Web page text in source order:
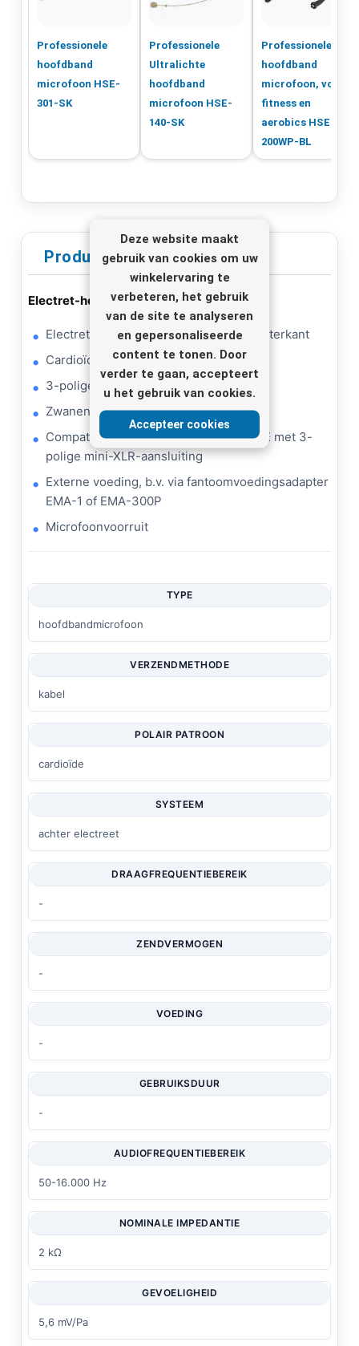
Deze website maakt
gebruik van cookies om uw
winkelervaring te
verbeteren, het gebruik
van de site te analyseren
en gepersonaliseerde
content te tonen. Door
verder te gaan, accepteert
u het gebruik van cookies.
Accepteer cookies
Professionele
hoofdband
microfoon HSE-
301-SK
Professionele
Ultralichte
hoofdband
microfoon HSE-
140-SK
Professionele
hoofdband
microfoon, voor
fitness en
aerobics HSE-
200WP-BL
Productinformatie
Electret-hoofdbandmicrofoon HSE-72
Electret-microfooncartridge aan de achterkant
Cardioïde karakteristiek
3-polige mini-XLR-inline-aansluiting
Zwanenhals-patroonarm
Compatibel met zakzenders TXS-...HSE met 3-
polige mini-XLR-aansluiting
Externe voeding, b.v. via fantoomvoedingsadapter
EMA-1 of EMA-300P
Microfoonvoorruit
TYPE
hoofdbandmicrofoon
VERZENDMETHODE
kabel
POLAIR PATROON
cardioïde
SYSTEEM
achter electreet
DRAAGFREQUENTIEBEREIK
-
ZENDVERMOGEN
-
VOEDING
-
GEBRUIKSDUUR
-
AUDIOFREQUENTIEBEREIK
50-16.000 Hz
NOMINALE IMPEDANTIE
2 kΩ
GEVOELIGHEID
5,6 mV/Pa